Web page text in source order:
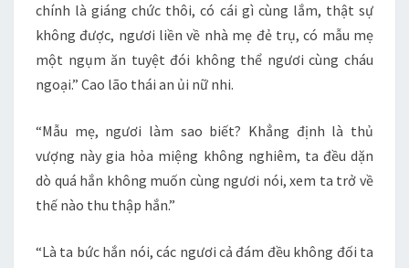
chính là giáng chức thôi, có cái gì cùng lắm, thật sự
không được, ngươi liền về nhà mẹ đẻ trụ, có mẫu mẹ
một ngụm ăn tuyệt đói không thể ngươi cùng cháu
ngoại.” Cao lão thái an ủi nữ nhi.
“Mẫu mẹ, ngươi làm sao biết? Khẳng định là thủ
vượng này gia hỏa miệng không nghiêm, ta đều dặn
dò quá hắn không muốn cùng ngươi nói, xem ta trở về
thế nào thu thập hắn.”
“Là ta bức hắn nói, các ngươi cả đám đều không đối ta